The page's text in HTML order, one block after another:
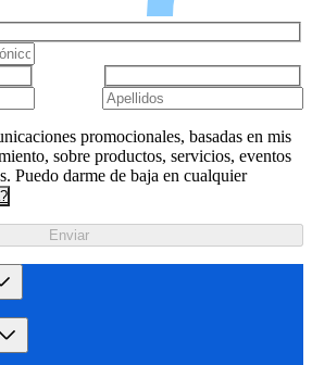
promocionales, basadas en mis
sobre productos, servicios, eventos
Puedo darme de baja en cualquier
Enviar